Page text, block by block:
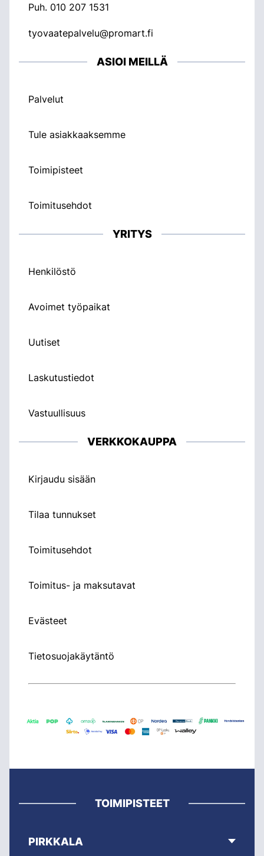
Puh. 010 207 1531
tyovaatepalvelu@promart.fi
ASIOI MEILLÄ
Palvelut
Tule asiakkaaksemme
Toimipisteet
Toimitusehdot
YRITYS
Henkilöstö
Avoimet työpaikat
Uutiset
Laskutustiedot
Vastuullisuus
VERKKOKAUPPA
Kirjaudu sisään
Tilaa tunnukset
Toimitusehdot
Toimitus- ja maksutavat
Evästeet
Tietosuojakäytäntö
TOIMIPISTEET
PIRKKALA